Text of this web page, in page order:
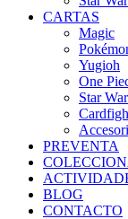
CARTAS
Magic
Yugioh
One
Star
PREVENTA
BLOG
CONTACTO